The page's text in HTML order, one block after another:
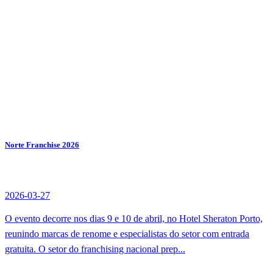
Norte Franchise 2026
2026-03-27
O evento decorre nos dias 9 e 10 de abril, no Hotel Sheraton Porto,
reunindo marcas de renome e especialistas do setor com entrada
gratuita. O setor do franchising nacional prep...